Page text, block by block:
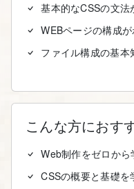
基本的なCSSの文法
WEBページの構成が
ファイル構成の基本
こんな方におす
Web制作をゼロから
CSSの概要と基礎を